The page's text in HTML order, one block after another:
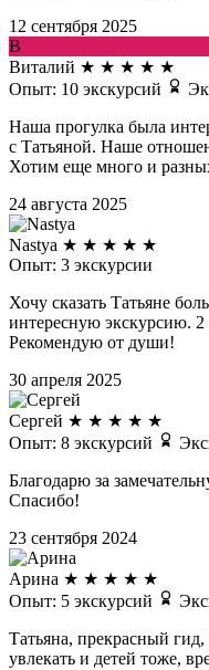
12 сентября 2025
В
Виталий ★ ★ ★ ★ ★
Опыт: 10 экскурсий
Наша прогулка была
с Татьяной. Наше
Хотим еще много и
24 августа 2025
Nastya ★ ★ ★ ★ ★
Опыт: 3 экскурсии
Хочу сказать Татьяне
интересную экскурсию. 2
Рекомендую от души!
30 апреля 2025
Сергей ★ ★ ★ ★ ★
Опыт: 8 экскурсий
Благодарю за
Спасибо!
23 сентября 2024
Арина ★ ★ ★ ★ ★
Опыт: 5 экскурсий
Татьяна, прекрасный гид,
увлекать и детей тоже,